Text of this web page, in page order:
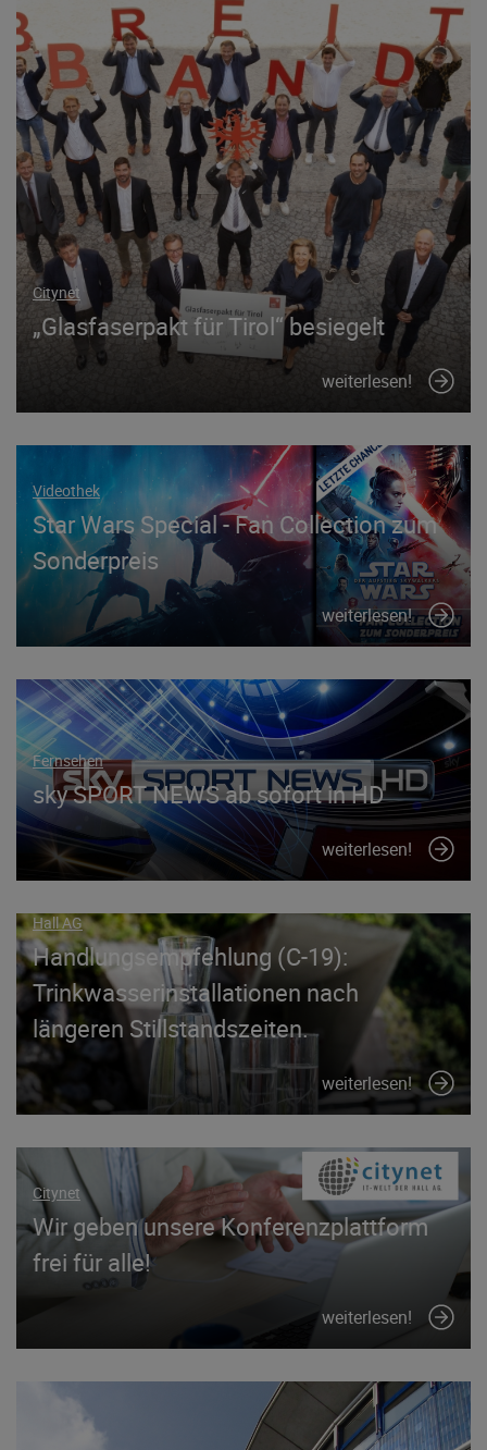
Citynet
„Glasfaserpakt für Tirol“ besiegelt
weiterlesen!
Videothek
Star Wars Special - Fan Collection zum
Sonderpreis
weiterlesen!
Fernsehen
sky SPORT NEWS ab sofort in HD
weiterlesen!
Hall AG
Handlungsempfehlung (C-19):
Trinkwasserinstallationen nach
längeren Stillstandszeiten.
weiterlesen!
Citynet
Wir geben unsere Konferenzplattform
frei für alle!
weiterlesen!